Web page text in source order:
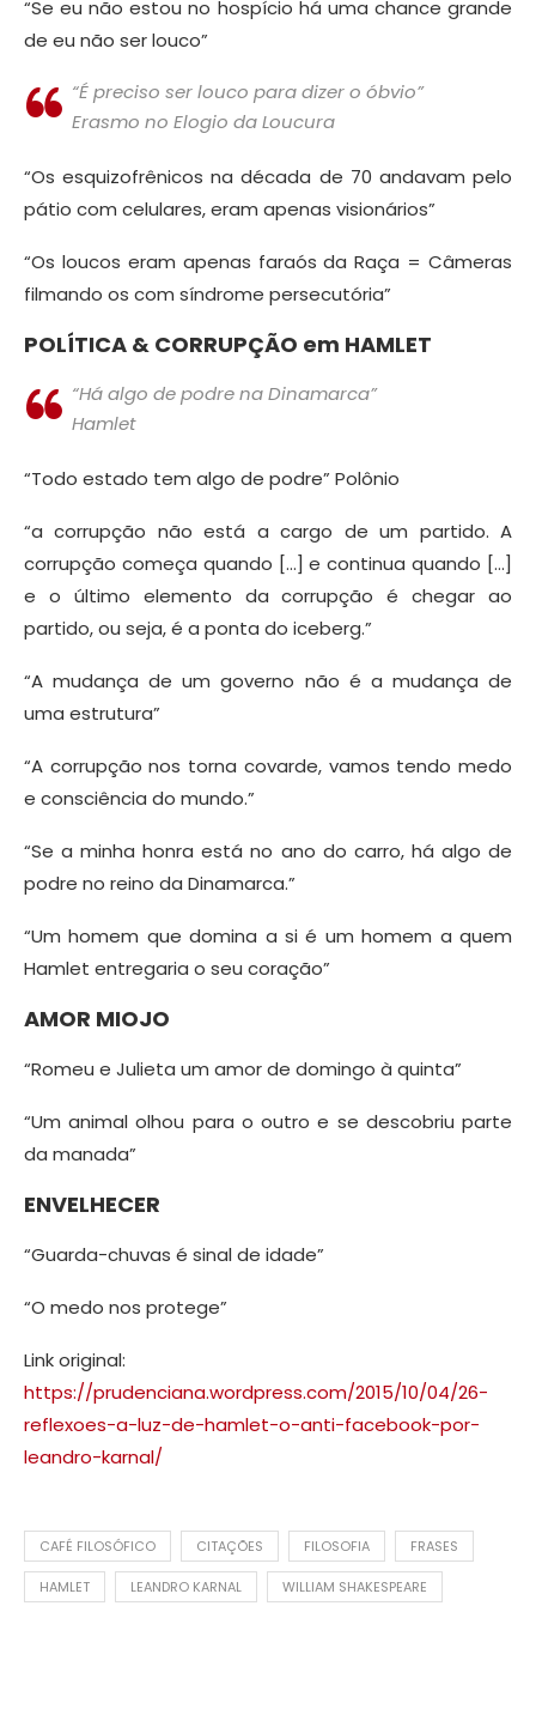
“Se eu não estou no hospício há uma chance grande
de eu não ser louco”
“É preciso ser louco para dizer o óbvio”
Erasmo no Elogio da Loucura
“Os esquizofrênicos na década de 70 andavam pelo
pátio com celulares, eram apenas visionários”
“Os loucos eram apenas faraós da Raça = Câmeras
filmando os com síndrome persecutória”
POLÍTICA & CORRUPÇÃO em HAMLET
“Há algo de podre na Dinamarca”
Hamlet
“Todo estado tem algo de podre” Polônio
“a corrupção não está a cargo de um partido. A
corrupção começa quando […] e continua quando […]
e o último elemento da corrupção é chegar ao
partido, ou seja, é a ponta do iceberg.”
“A mudança de um governo não é a mudança de
uma estrutura”
“A corrupção nos torna covarde, vamos tendo medo
e consciência do mundo.”
“Se a minha honra está no ano do carro, há algo de
podre no reino da Dinamarca.”
“Um homem que domina a si é um homem a quem
Hamlet entregaria o seu coração”
AMOR MIOJO
“Romeu e Julieta um amor de domingo à quinta”
“Um animal olhou para o outro e se descobriu parte
da manada”
ENVELHECER
“Guarda-chuvas é sinal de idade”
“O medo nos protege”
Link original:
https://prudenciana.wordpress.com/2015/10/04/26-
reflexoes-a-luz-de-hamlet-o-anti-facebook-por-
leandro-karnal/
CAFÉ FILOSÓFICO CITAÇÕES FILOSOFIA FRASES
HAMLET LEANDRO KARNAL WILLIAM SHAKESPEARE